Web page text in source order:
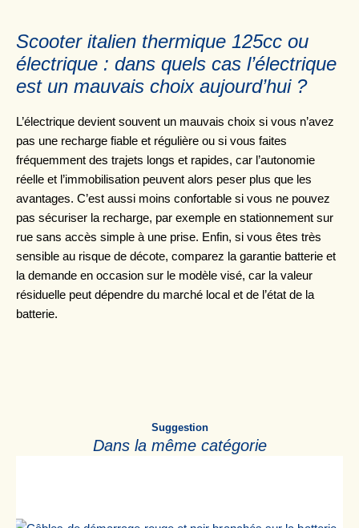
Scooter italien thermique 125cc ou
électrique : dans quels cas l’électrique
est un mauvais choix aujourd’hui ?
L’électrique devient souvent un mauvais choix si vous n’avez
pas une recharge fiable et régulière ou si vous faites
fréquemment des trajets longs et rapides, car l’autonomie
réelle et l’immobilisation peuvent alors peser plus que les
avantages. C’est aussi moins confortable si vous ne pouvez
pas sécuriser la recharge, par exemple en stationnement sur
rue sans accès simple à une prise. Enfin, si vous êtes très
sensible au risque de décote, comparez la garantie batterie et
la demande en occasion sur le modèle visé, car la valeur
résiduelle peut dépendre du marché local et de l’état de la
batterie.
Suggestion
Dans la même catégorie